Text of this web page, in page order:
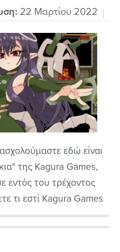
22 Μαρτίου 2022
εδώ είναι
της Kagura Games,
εντός του τρέχοντος
τι εστί Kagura Games
διότι δεν ξέρετε τι
αμερικανική εκδοτική